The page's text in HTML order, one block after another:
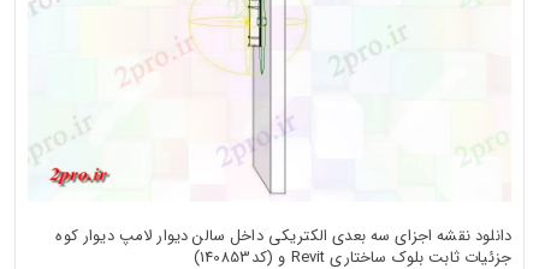
دانلود نقشه اجزای سه بعدی الکتریکی داخل سالن دیوار لامپ دیوار کوه
جزئیات ثابت بلوک ساختاری Revit و (کد140853)